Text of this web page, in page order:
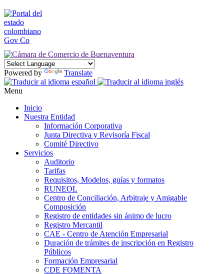
Powered by Translate
Menu
Inicio
Nuestra Entidad
Información Corporativa
Junta Directiva y Revisoría Fiscal
Comité Directivo
Servicios
Auditorio
Tarifas
Requisitos, Modelos, guías y formatos
RUNEOL
Centro de Conciliación, Arbitraje y Amigable
Composición
Registro de entidades sin ánimo de lucro
Registro Mercantil
CAE - Centro de Atención Empresarial
Duración de trámites de inscripción en Registro
Públicos
Formación Empresarial
CDE FOMENTA